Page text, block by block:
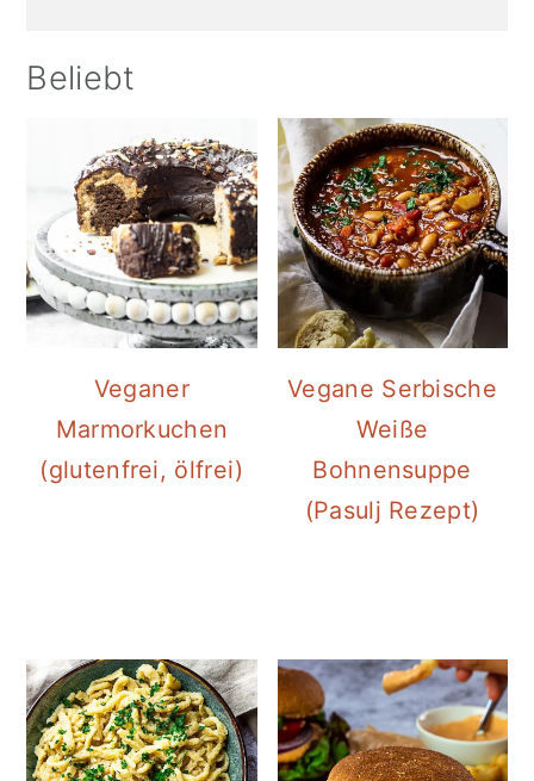
Beliebt
Veganer
Marmorkuchen
(glutenfrei, ölfrei)
Vegane Serbische
Weiße
Bohnensuppe
(Pasulj Rezept)